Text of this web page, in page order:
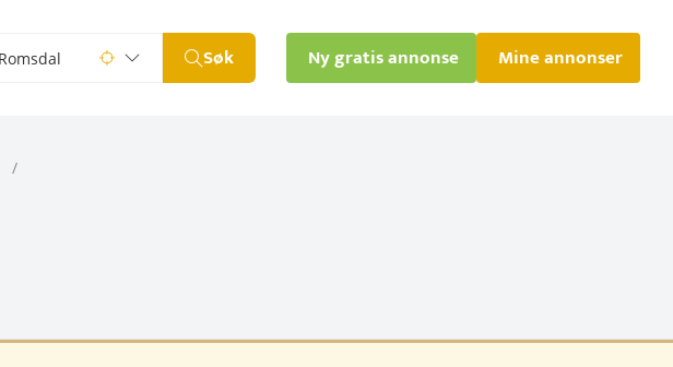
Søk Ny gratis annonse Mine annonser
/